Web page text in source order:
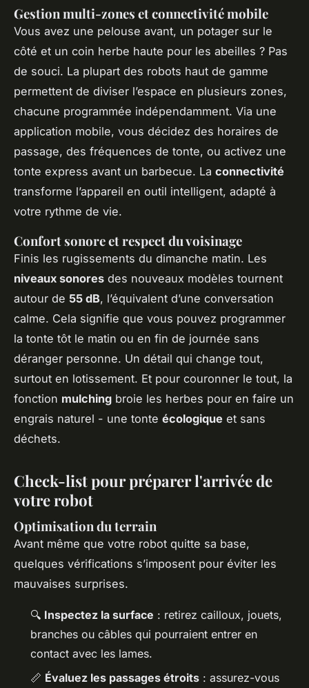
Gestion multi-zones et connectivité mobile
Vous avez une pelouse avant, un potager sur le
côté et un coin herbe haute pour les abeilles ? Pas
de souci. La plupart des robots haut de gamme
permettent de diviser l’espace en plusieurs zones,
chacune programmée indépendamment. Via une
application mobile, vous décidez des horaires de
passage, des fréquences de tonte, ou activez une
tonte express avant un barbecue. La connectivité
transforme l’appareil en outil intelligent, adapté à
votre rythme de vie.
Confort sonore et respect du voisinage
Finis les rugissements du dimanche matin. Les
niveaux sonores des nouveaux modèles tournent
autour de 55 dB, l’équivalent d’une conversation
calme. Cela signifie que vous pouvez programmer
la tonte tôt le matin ou en fin de journée sans
déranger personne. Un détail qui change tout,
surtout en lotissement. Et pour couronner le tout, la
fonction mulching broie les herbes pour en faire un
engrais naturel - une tonte écologique et sans
déchets.
Check-list pour préparer l'arrivée de
votre robot
Optimisation du terrain
Avant même que votre robot quitte sa base,
quelques vérifications s’imposent pour éviter les
mauvaises surprises.
🔍 Inspectez la surface : retirez cailloux, jouets,
branches ou câbles qui pourraient entrer en
contact avec les lames.
📏 Évaluez les passages étroits : assurez-vous